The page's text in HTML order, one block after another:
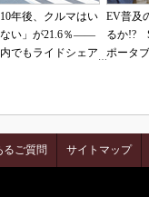
10年後、クルマはい
ない」が21.6％――
でもライドシェア
EV普及
るか!?
ポータ
るご質問 サイトマップ